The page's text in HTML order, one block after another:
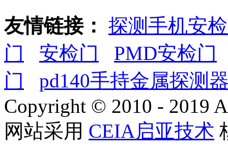
友情链接： 探测手机安
门
安检门
PMD安检门
门
pd140手持金属探测
Copyright © 2010 - 2019
网站采用 CEIA启亚技术